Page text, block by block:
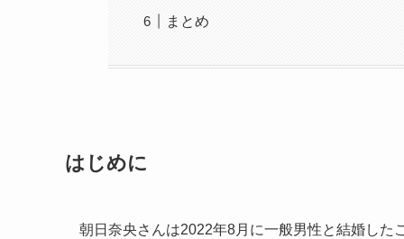
まとめ
はじめに
朝日奈央さんは2022年8月に一般男性と結婚した